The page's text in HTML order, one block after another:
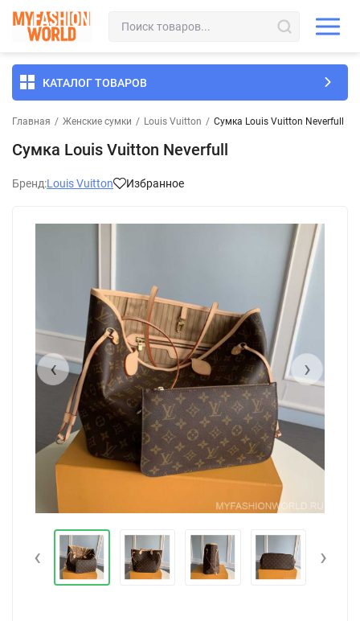
КАТАЛОГ ТОВАРОВ
Главная / Женские сумки / Louis Vuitton / Сумка Louis Vuitton Neverfull
Сумка Louis Vuitton Neverfull
Бренд:Louis Vuitton Избранное
‹ ›
‹ ›